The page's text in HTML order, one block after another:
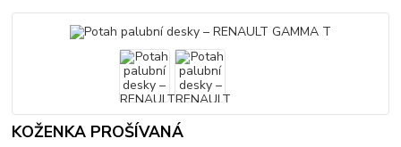
KOŽENKA PROŠÍVANÁ